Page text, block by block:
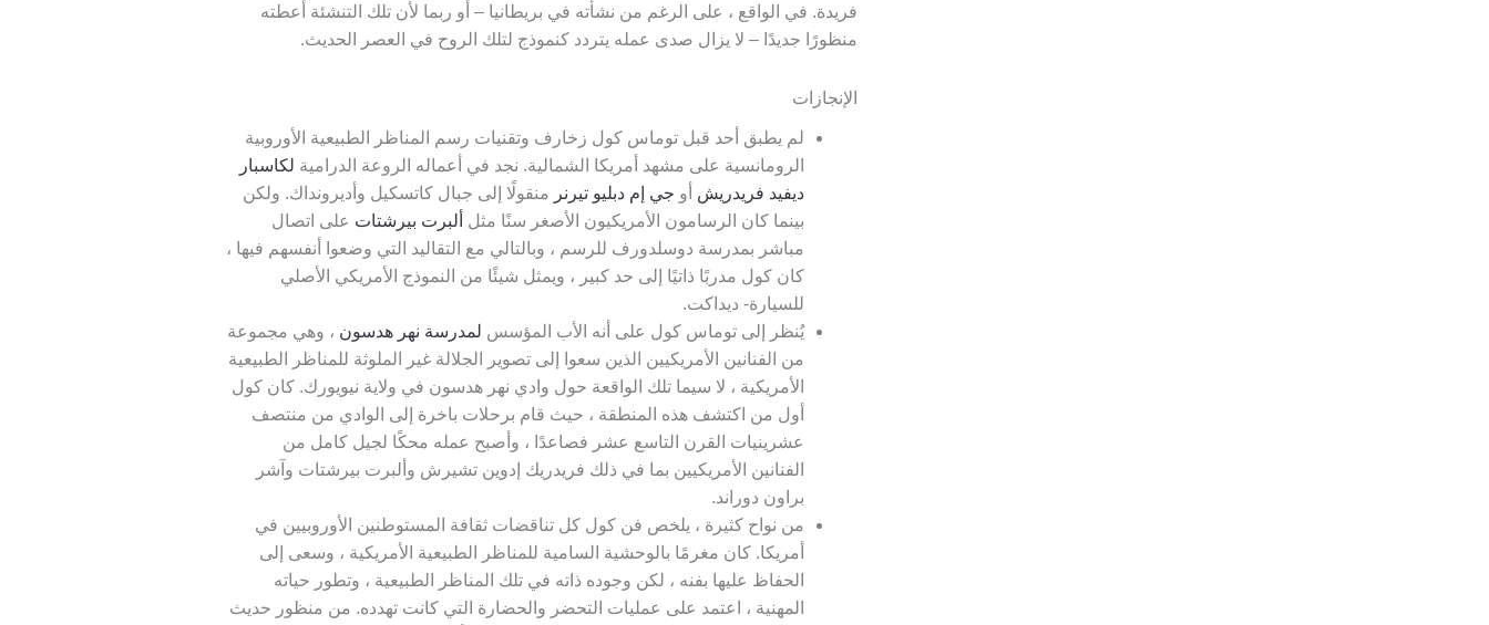
فريدة. في الواقع ، على الرغم من نشأته في بريطانيا – أو ربما لأن تلك التنشئة أعطته
منظورًا جديدًا – لا يزال صدى عمله يتردد كنموذج لتلك الروح في العصر الحديث.
الإنجازات
لم يطبق أحد قبل توماس كول زخارف وتقنيات رسم المناظر الطبيعية الأوروبية
الرومانسية على مشهد أمريكا الشمالية. نجد في أعماله الروعة الدرامية لكاسبار
ديفيد فريدريش أو جي إم دبليو تيرنر منقولًا إلى جبال كاتسكيل وأديرونداك. ولكن
بينما كان الرسامون الأمريكيون الأصغر سنًا مثل ألبرت بيرشتات على اتصال
مباشر بمدرسة دوسلدورف للرسم ، وبالتالي مع التقاليد التي وضعوا أنفسهم فيها ،
كان كول مدربًا ذاتيًا إلى حد كبير ، ويمثل شيئًا من النموذج الأمريكي الأصلي
للسيارة- ديداكت.
يُنظر إلى توماس كول على أنه الأب المؤسس لمدرسة نهر هدسون ، وهي مجموعة
من الفنانين الأمريكيين الذين سعوا إلى تصوير الجلالة غير الملوثة للمناظر الطبيعية
الأمريكية ، لا سيما تلك الواقعة حول وادي نهر هدسون في ولاية نيويورك. كان كول
أول من اكتشف هذه المنطقة ، حيث قام برحلات باخرة إلى الوادي من منتصف
عشرينيات القرن التاسع عشر فصاعدًا ، وأصبح عمله محكًا لجيل كامل من
الفنانين الأمريكيين بما في ذلك فريدريك إدوين تشيرش وألبرت بيرشتات وآشر
براون دوراند.
من نواح كثيرة ، يلخص فن كول كل تناقضات ثقافة المستوطنين الأوروبيين في
أمريكا. كان مغرمًا بالوحشية السامية للمناظر الطبيعية الأمريكية ، وسعى إلى
الحفاظ عليها بفنه ، لكن وجوده ذاته في تلك المناظر الطبيعية ، وتطور حياته
المهنية ، اعتمد على عمليات التحضر والحضارة التي كانت تهدده. من منظور حديث